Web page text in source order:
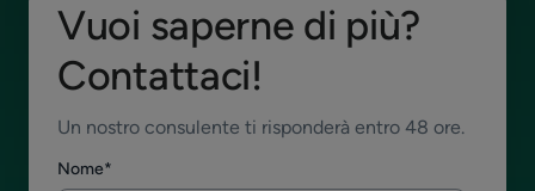
Vuoi saperne di più?
Contattaci!
Un nostro consulente ti risponderà entro 48 ore.
Nome*